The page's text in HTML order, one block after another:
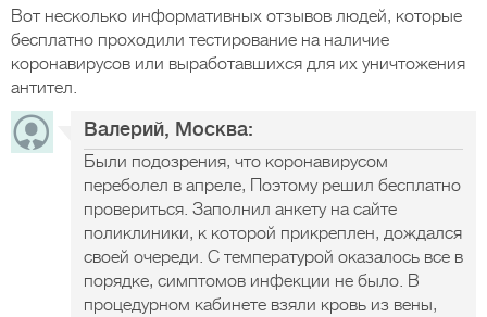
Вот несколько информативных отзывов людей, которые
бесплатно проходили тестирование на наличие
коронавирусов или выработавшихся для их уничтожения
антител.
Валерий, Москва:
Были подозрения, что коронавирусом
переболел в апреле, Поэтому решил бесплатно
провериться. Заполнил анкету на сайте
поликлиники, к которой прикреплен, дождался
своей очереди. С температурой оказалось все в
порядке, симптомов инфекции не было. В
процедурном кабинете взяли кровь из вены,